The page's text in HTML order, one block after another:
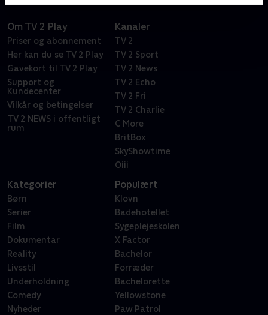
Om TV 2 Play
Priser og abonnement
Her kan du se TV 2 Play
Gavekort til TV 2 Play
Support og
Kundecenter
Vilkår og betingelser
TV 2 NEWS i offentligt
rum
Kanaler
TV 2
TV 2 Sport
TV 2 News
TV 2 Echo
TV 2 Fri
TV 2 Charlie
C More
BritBox
SkyShowtime
Oiii
Kategorier
Børn
Serier
Film
Dokumentar
Reality
Livsstil
Underholdning
Comedy
Nyheder
Populært
Klovn
Badehotellet
Sygeplejeskolen
X Factor
Bachelor
Forræder
Bachelorette
Yellowstone
Paw Patrol